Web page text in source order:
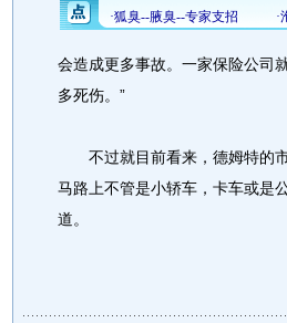
会造成更多事故。一家保险公司
多死伤。”
不过就目前看来，德姆特的市
马路上不管是小轿车，卡车或是
道。